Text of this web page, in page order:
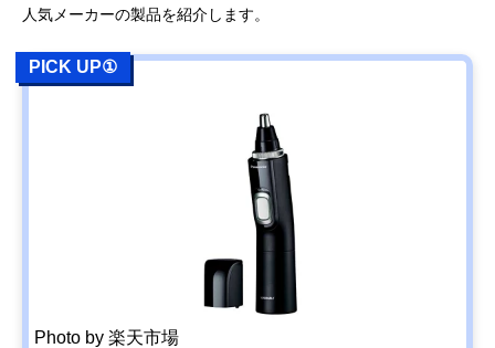
人気メーカーの製品を紹介します。
PICK UP①
Photo by 楽天市場